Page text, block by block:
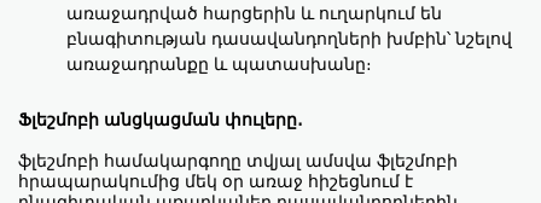
առաջադրված հարցերին և ուղարկում են
բնագիտության դասավանդողների խմբին՝ նշելով
առաջադրանքը և պատասխանը։
Ֆլեշմոբի անցկացման փուլերը․
ֆլեշմոբի համակարգողը տվյալ ամսվա ֆլեշմոբի
հրապարակումից մեկ օր առաջ հիշեցնում է